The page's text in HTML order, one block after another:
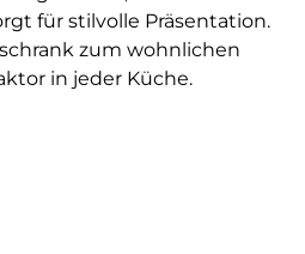
für stilvolle Präsentation.
zum wohnlichen
in jeder Küche.